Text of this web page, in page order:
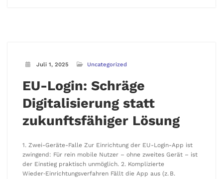
Juli 1, 2025 Uncategorized
EU-Login: Schräge
Digitalisierung statt
zukunftsfähiger Lösung
1. Zwei-Geräte-Falle Zur Einrichtung der EU-Login-App ist
zwingend: Für rein mobile Nutzer – ohne zweites Gerät – ist
der Einstieg praktisch unmöglich. 2. Komplizierte
Wieder‑Einrichtungsverfahren Fällt die App aus (z. B.